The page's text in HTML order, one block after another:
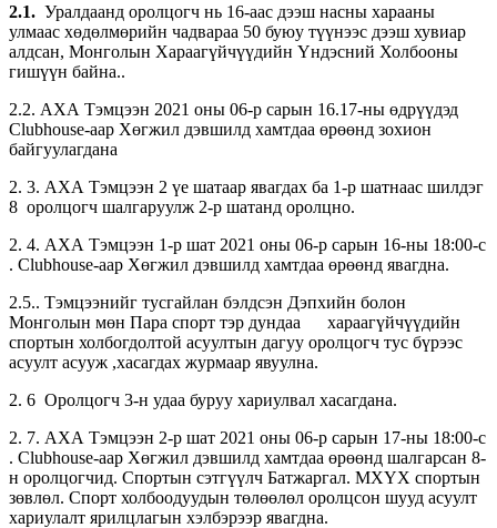
2.1. Уралдаанд оролцогч нь 16-аас дээш насны харааны
улмаас хөдөлмөрийн чадвараа 50 буюу түүнээс дээш хувиар
алдсан, Монголын Хараагүйчүүдийн Үндэсний Холбооны
гишүүн байна..
2.2. АХА Тэмцээн 2021 оны 06-р сарын 16.17-ны өдрүүдэд
Clubhouse-аар Хөгжил дэвшилд хамтдаа өрөөнд зохион
байгуулагдана
2. 3. АХА Тэмцээн 2 үе шатаар явагдах ба 1-р шатнаас шилдэг
8 оролцогч шалгаруулж 2-р шатанд оролцно.
2. 4. АХА Тэмцээн 1-р шат 2021 оны 06-р сарын 16-ны 18:00-с
. Clubhouse-аар Хөгжил дэвшилд хамтдаа өрөөнд явагдна.
2.5.. Тэмцээнийг тусгайлан бэлдсэн Дэпхийн болон
Монголын мөн Пара спорт тэр дундаа хараагүйчүүдийн
спортын холбогдолтой асуултын дагуу оролцогч тус бүрээс
асуулт асууж ,хасагдах журмаар явуулна.
2. 6 Оролцогч 3-н удаа буруу хариулвал хасагдана.
2. 7. АХА Тэмцээн 2-р шат 2021 оны 06-р сарын 17-ны 18:00-с
. Clubhouse-аар Хөгжил дэвшилд хамтдаа өрөөнд шалгарсан 8-
н оролцогчид. Спортын сэтгүүлч Батжаргал. МХҮХ спортын
зөвлөл. Спорт холбоодуудын төлөөлөл оролцсон шууд асуулт
хариулалт ярилцлагын хэлбэрээр явагдна.